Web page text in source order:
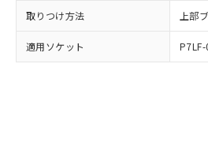
取りつけ方法 上部
適用ソケット P7LF-
および当社の共同利
品・サービスに関す
引・商談に必要な範
をご了承ください。
とができます。